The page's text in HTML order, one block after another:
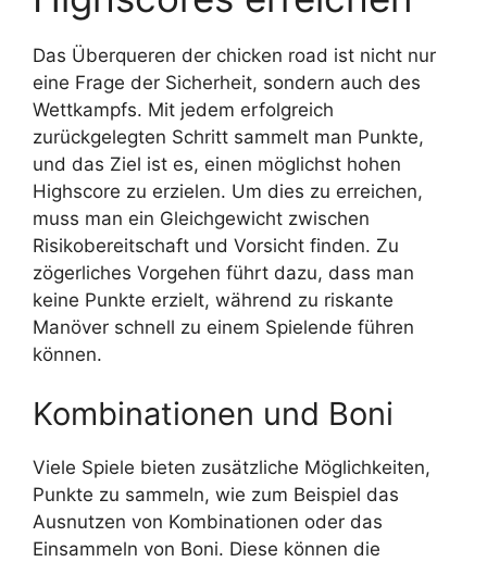
Das Überqueren der chicken road ist nicht nur
eine Frage der Sicherheit, sondern auch des
Wettkampfs. Mit jedem erfolgreich
zurückgelegten Schritt sammelt man Punkte,
und das Ziel ist es, einen möglichst hohen
Highscore zu erzielen. Um dies zu erreichen,
muss man ein Gleichgewicht zwischen
Risikobereitschaft und Vorsicht finden. Zu
zögerliches Vorgehen führt dazu, dass man
keine Punkte erzielt, während zu riskante
Manöver schnell zu einem Spielende führen
können.
Kombinationen und Boni
Viele Spiele bieten zusätzliche Möglichkeiten,
Punkte zu sammeln, wie zum Beispiel das
Ausnutzen von Kombinationen oder das
Einsammeln von Boni. Diese können die